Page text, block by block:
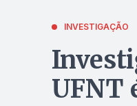
INVESTIGAÇÃO
UFNT